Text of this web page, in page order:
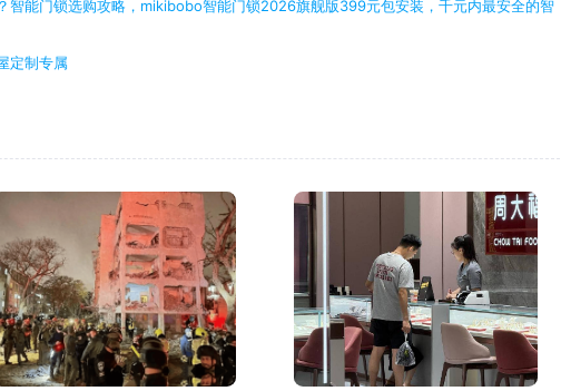
智能门锁选购攻略，mikibobo智能门锁2026旗舰版399元包安装，千元内最安全的智
定制专属